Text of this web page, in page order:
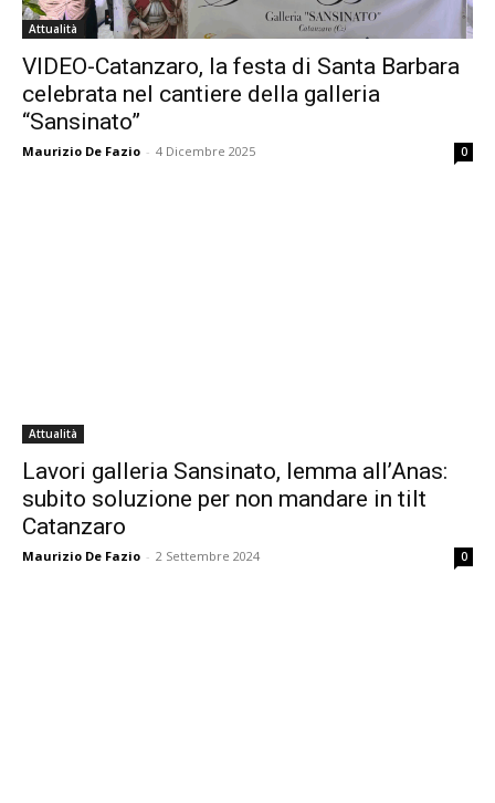
Attualità
VIDEO-Catanzaro, la festa di Santa Barbara
celebrata nel cantiere della galleria
“Sansinato”
Maurizio De Fazio - 4 Dicembre 2025 0
Attualità
Lavori galleria Sansinato, Iemma all’Anas:
subito soluzione per non mandare in tilt
Catanzaro
Maurizio De Fazio - 2 Settembre 2024 0